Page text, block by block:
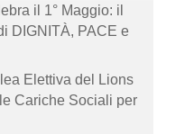
il 1° Maggio: il
DIGNITÀ, PACE e
Elettiva del Lions
Cariche Sociali per